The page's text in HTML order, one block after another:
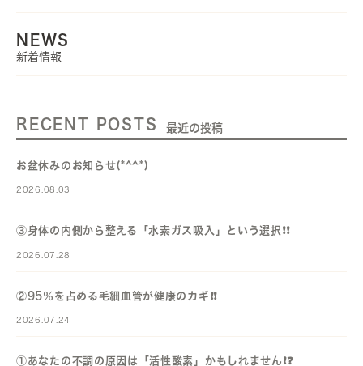
NEWS
新着情報
RECENT POSTS 最近の投稿
お盆休みのお知らせ(*^^*)
2026.08.03
③身体の内側から整える「水素ガス吸入」という選択❗️❗️
2026.07.28
②95％を占める毛細血管が健康のカギ❗️❗️
2026.07.24
①あなたの不調の原因は「活性酸素」かもしれません❗️❓️